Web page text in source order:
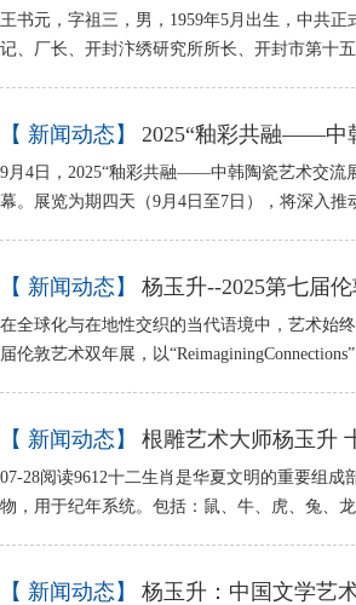
王书元，字祖三，男，1959年5月出生，中共
记、厂长、开封汴绣研究所所长、开封市第十
【 新闻动态】 2025“釉彩共融——中
9月4日，2025“釉彩共融——中韩陶瓷艺术交流
幕。展览为期四天（9月4日至7日），将深入
【 新闻动态】 杨玉升--2025第七届
在全球化与在地性交织的当代语境中，艺术始
届伦敦艺术双年展，以
【 新闻动态】 根雕艺术大师杨玉升
07-28阅读9612十二生肖是华夏文明的重要组
物，用于纪年系统。包括：鼠、牛、虎、兔、
【 新闻动态】 杨玉升：中国文学艺